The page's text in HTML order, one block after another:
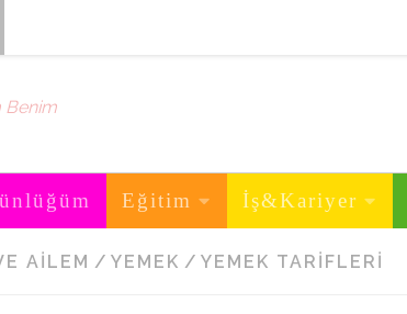
Benim
Eğitim İş&Kariyer
AILEM / YEMEK / YEMEK TARIFLERI